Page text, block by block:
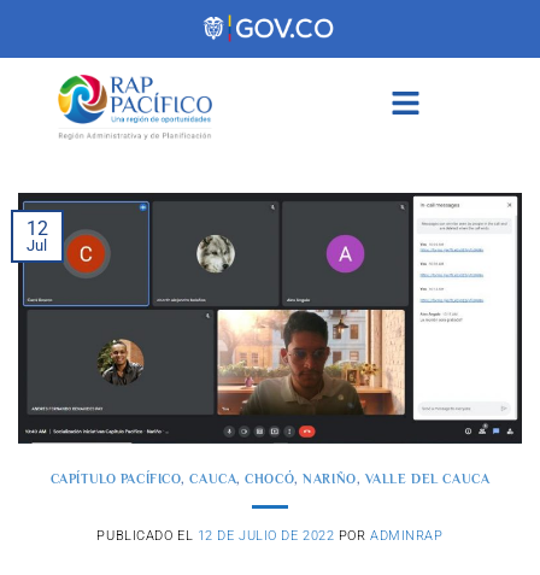
12
Jul
CAPÍTULO PACÍFICO,CAUCA,CHOCÓ,NARIÑO, VALLE DEL CAUCA
PUBLICADO EL 12 DE JULIO DE 2022 PORADMINRAP